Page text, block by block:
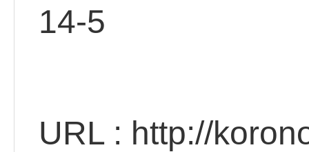
URL : http://